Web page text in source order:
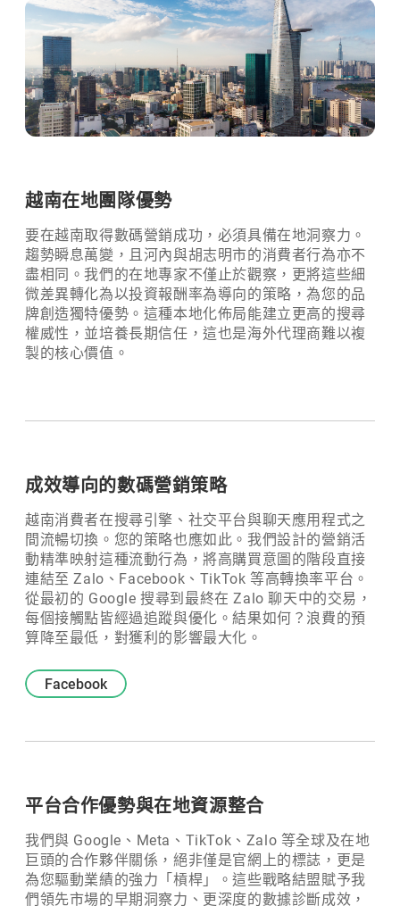
越南在地團隊優勢
要在越南取得數碼營銷成功，必須具備在地洞察力。
趨勢瞬息萬變，且河內與胡志明市的消費者行為亦不
盡相同。我們的在地專家不僅止於觀察，更將這些細
微差異轉化為以投資報酬率為導向的策略，為您的品
牌創造獨特優勢。這種本地化佈局能建立更高的搜尋
權威性，並培養長期信任，這也是海外代理商難以複
製的核心價值。
成效導向的數碼營銷策略
越南消費者在搜尋引擎、社交平台與聊天應用程式之
間流暢切換。您的策略也應如此。我們設計的營銷活
動精準映射這種流動行為，將高購買意圖的階段直接
連結至 Zalo、Facebook、TikTok 等高轉換率平台。
從最初的 Google 搜尋到最終在 Zalo 聊天中的交易，
每個接觸點皆經過追蹤與優化。結果如何？浪費的預
算降至最低，對獲利的影響最大化。
Facebook
平台合作優勢與在地資源整合
我們與 Google、Meta、TikTok、Zalo 等全球及在地
巨頭的合作夥伴關係，絕非僅是官網上的標誌，更是
為您驅動業績的強力「槓桿」。這些戰略結盟賦予我
們領先市場的早期洞察力、更深度的數據診斷成效，